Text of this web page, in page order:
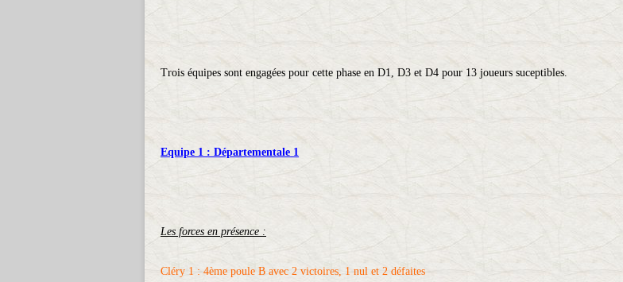
Trois équipes sont engagées pour cette phase en D1, D3 et D4 pour 13 joueurs suceptibles.
Equipe 1 : Départementale 1
Les forces en présence :
Cléry 1 : 4ème poule B avec 2 victoires, 1 nul et 2 défaites